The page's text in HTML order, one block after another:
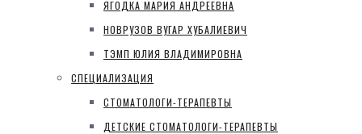
ЯГОДКА МАРИЯ АНДРЕЕВНА
НОВРУЗОВ ВУГАР ХУБАЛИЕВИЧ
ТЭМП ЮЛИЯ ВЛАДИМИРОВНА
СПЕЦИАЛИЗАЦИЯ
СТОМАТОЛОГИ-ТЕРАПЕВТЫ
ДЕТСКИЕ СТОМАТОЛОГИ-ТЕРАПЕВТЫ